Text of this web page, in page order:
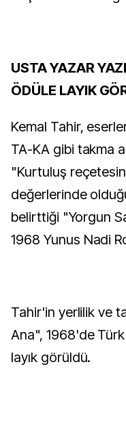
USTA YAZAR
ÖDÜLE LAYIK
Kemal Tahir,
TA-KA gibi takma
"Kurtuluş
değerlerinde
belirttiği "Yorgun
1968 Yunus Nadi
Tahir'in yerlilik ve
Ana", 1968'de
layık görüldü.